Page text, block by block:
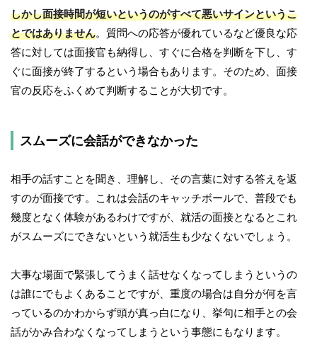
しかし面接時間が短いというのがすべて悪いサインというこ
とではありません。質問への応答が優れているなど優良な応
答に対しては面接官も納得し、すぐに合格を判断を下し、す
ぐに面接が終了するという場合もあります。そのため、面接
官の反応をふくめて判断することが大切です。
スムーズに会話ができなかった
相手の話すことを聞き、理解し、その言葉に対する答えを返
すのが面接です。これは会話のキャッチボールで、普段でも
幾度となく体験があるわけですが、就活の面接となるとこれ
がスムーズにできないという就活生も少なくないでしょう。
大事な場面で緊張してうまく話せなくなってしまうというの
は誰にでもよくあることですが、重度の場合は自分が何を言
っているのかわからず頭が真っ白になり、挙句に相手との会
話がかみ合わなくなってしまうという事態にもなります。